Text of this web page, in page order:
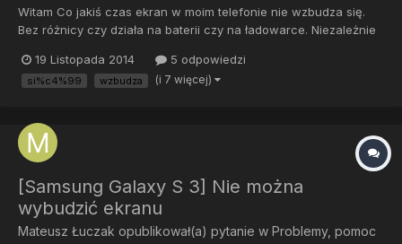
Witam Co jakiś czas ekran w moim telefonie nie wzbudza się.
Bez różnicy czy działa na baterii czy na ładowarce. Niezależnie
zaczyna mrugać lampka powiadomień, gdy ktoś dzwoni nic się
nie dzieje. Jak próbuje go włączyć to ekran nie chce się wzbud...
19 Listopada 2014 5 odpowiedzi
si%c4%99 wzbudza (i 7 więcej)
[Samsung Galaxy S 3] Nie można
wybudzić ekranu
Mateusz Łuczak opublikował(a) pytanie w Problemy, pomoc